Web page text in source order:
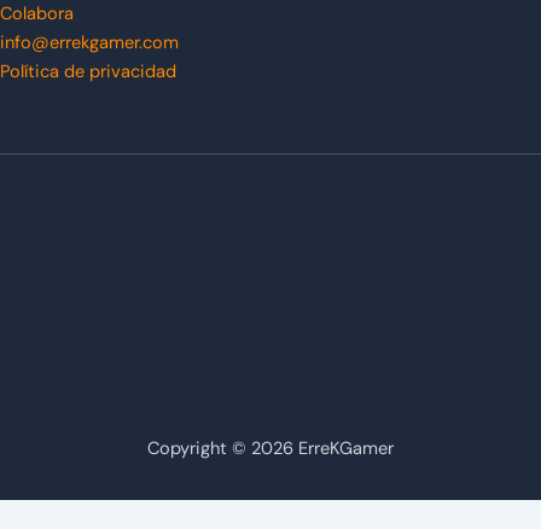
Colabora
info@errekgamer.com
Política de privacidad
Copyright © 2026 ErreKGamer